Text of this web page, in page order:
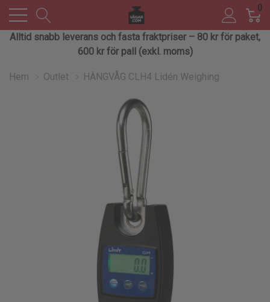
0
Alltid snabb leverans och fasta fraktpriser – 80 kr för paket,
600 kr för pall (exkl. moms)
Hem Outlet HÄNGVÅG CLH4 Lidén Weighing